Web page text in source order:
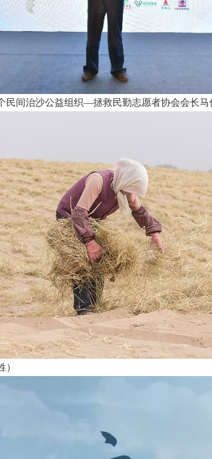
民间治沙公益组织—拯救民勤志愿者协会会长马
）